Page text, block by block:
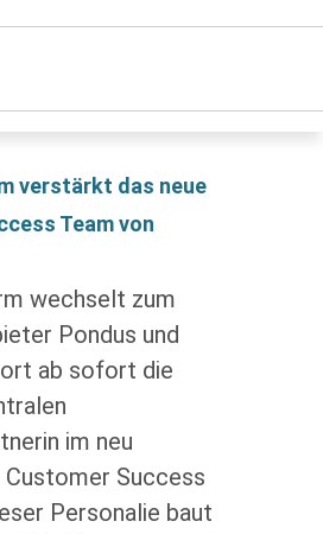
verstärkt das neue
Team von
wechselt zum
Pondus und
ab sofort die
im neu
Success
Personalie baut